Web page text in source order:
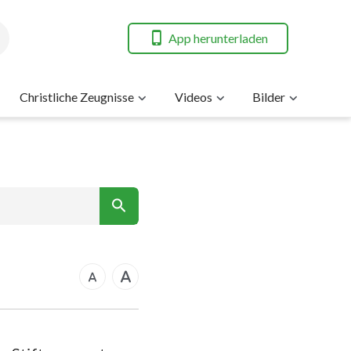
App herunterladen
Christliche Zeugnisse Videos Bilder